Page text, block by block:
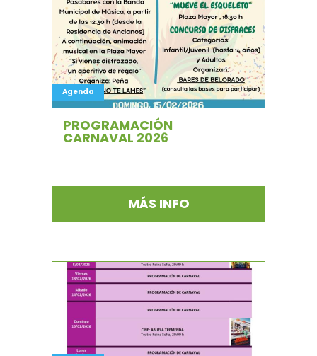
Agenda
PROGRAMACIÓN
CARNAVAL 2026
MÁS INFO